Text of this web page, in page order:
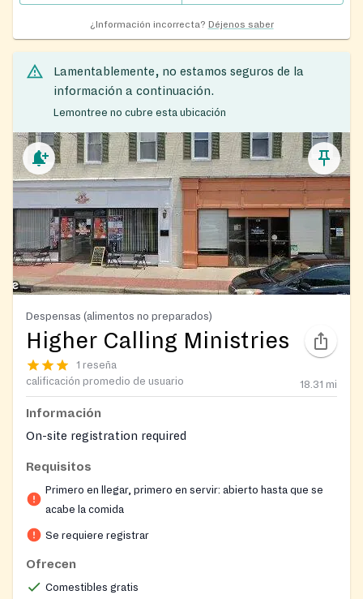
¿Información incorrecta? Déjenos saber
Lamentablemente, no estamos seguros de la
información a continuación.
Lemontree no cubre esta ubicación
Despensas (alimentos no preparados)
Higher Calling Ministries
1 reseña
calificación promedio de usuario
18.31 mi
Información
On-site registration required
Requisitos
Primero en llegar, primero en servir: abierto hasta que se
acabe la comida
Se requiere registrar
Ofrecen
Comestibles gratis